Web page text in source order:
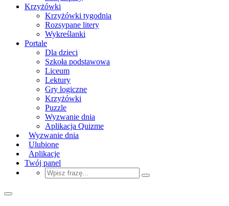
Krzyżówki
Krzyżówki tygodnia
Rozsypane litery
Wykreślanki
Portale
Dla dzieci
Szkoła podstawowa
Liceum
Lektury
Gry logiczne
Krzyżówki
Puzzle
Wyzwanie dnia
Aplikacja Quizme
Wyzwanie dnia
Ulubione
Aplikacje
Twój panel